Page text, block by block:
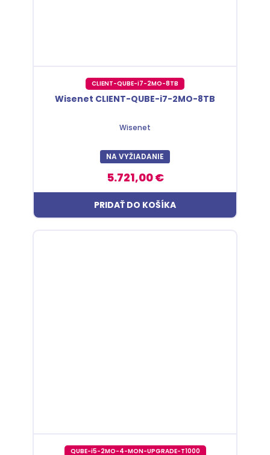
CLIENT-QUBE-i7-2MO-8TB
Wisenet CLIENT-QUBE-i7-2MO-8TB
Wisenet
NA VYŽIADANIE
5.721,00 €
PRIDAŤ DO KOŠÍKA
QUBE-i5-2MO-4-MON-UPGRADE-T1000